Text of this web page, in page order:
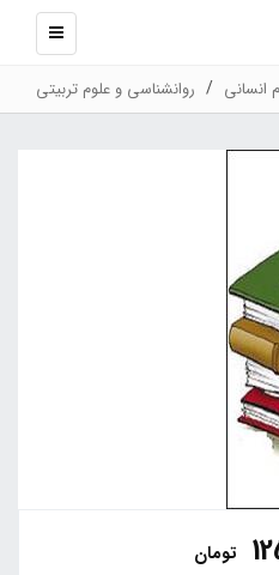
نمایش
انسانی روانشناسی و علوم تربیتی
تومان